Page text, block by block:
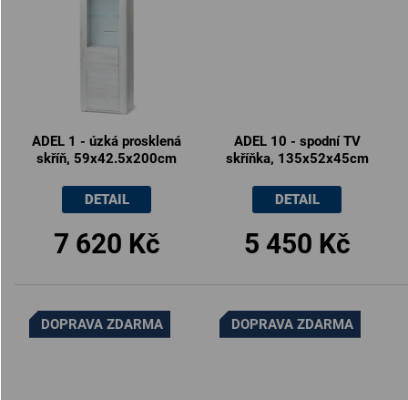
ADEL 1 - úzká prosklená
skříň, 59x42.5x200cm
7 620 Kč
DETAIL
ADEL 10 - spodní TV
skříňka, 135x52x45cm
5 450 Kč
DETAIL
DOPRAVA ZDARMA DOPRAVA ZDARMA